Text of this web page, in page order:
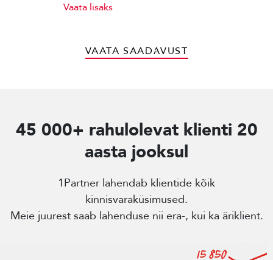
Põhja-Tallinna linnaosa
Vaata lisaks
VAATA SAADAVUST
45 000+ rahulolevat klienti 20
aasta jooksul
1Partner lahendab klientide kõik
kinnisvaraküsimused.
Meie juurest saab lahenduse nii era-, kui ka äriklient.